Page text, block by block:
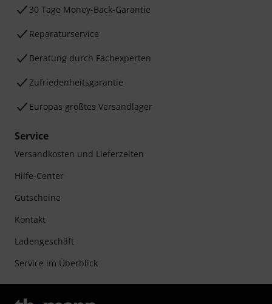
30 Tage Money-Back-Garantie
Reparaturservice
Beratung durch Fachexperten
Zufriedenheitsgarantie
Europas größtes Versandlager
Service
Versandkosten und Lieferzeiten
Hilfe-Center
Gutscheine
Kontakt
Ladengeschäft
Service im Überblick